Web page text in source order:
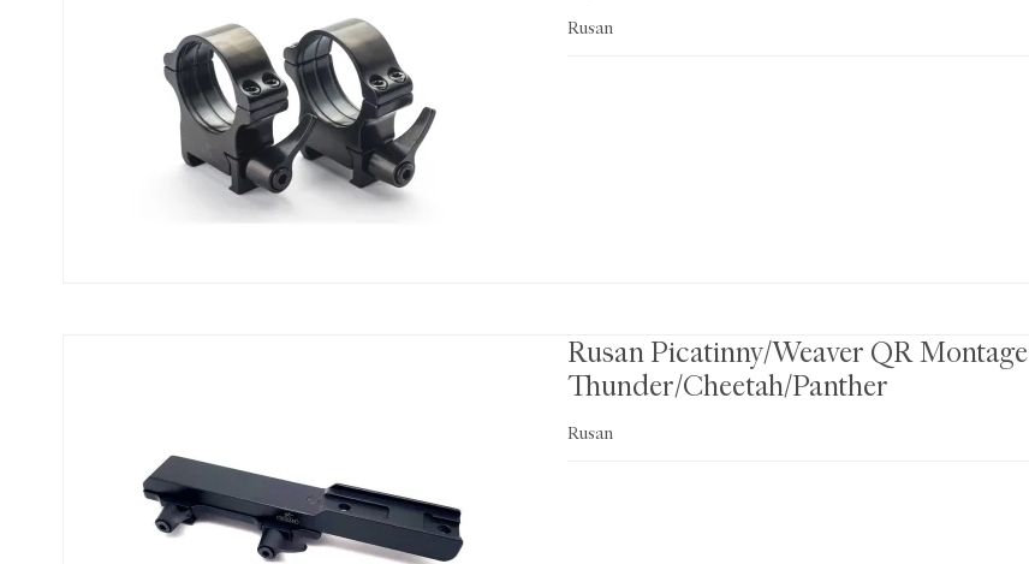
Rusan
Rusan Picatinny/Weaver QR Montage
Thunder/Cheetah/Panther
Rusan